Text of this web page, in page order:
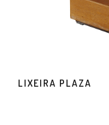
LIXEIRA PLAZA